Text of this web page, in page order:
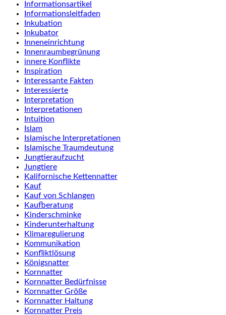
Informationsartikel
Informationsleitfaden
Inkubation
Inkubator
Inneneinrichtung
Innenraumbegrünung
innere Konflikte
Inspiration
Interessante Fakten
Interessierte
Interpretation
Interpretationen
Intuition
Islam
Islamische Interpretationen
Islamische Traumdeutung
Jungtieraufzucht
Jungtiere
Kalifornische Kettennatter
Kauf
Kauf von Schlangen
Kaufberatung
Kinderschminke
Kinderunterhaltung
Klimaregulierung
Kommunikation
Konfliktlösung
Königsnatter
Kornnatter
Kornnatter Bedürfnisse
Kornnatter Größe
Kornnatter Haltung
Kornnatter Preis